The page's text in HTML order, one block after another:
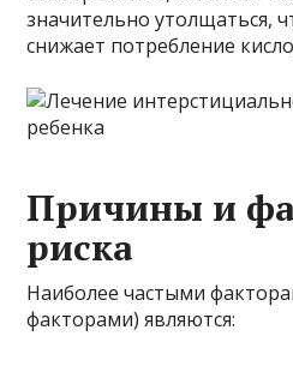
значительно утолщаться,
снижает потребление
Причины и
риска
Наиболее частыми
факторами) являются: